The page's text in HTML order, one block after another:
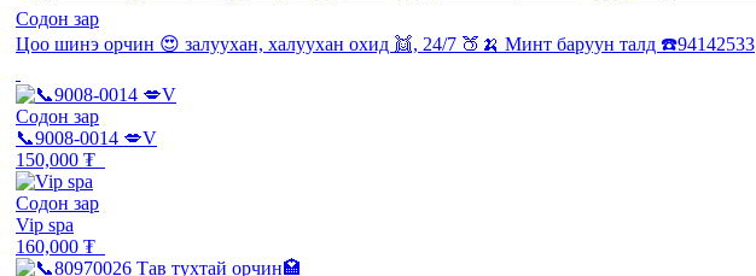
Содон зар
Цоо шинэ орчин 😍 залуухан, халуухан охид 👯, 24/7 🍑🍌 Минт баруун талд ☎️94142533
Содон зар
📞9008-0014 💋V
150,000 ₮
Содон зар
Vip spa
160,000 ₮